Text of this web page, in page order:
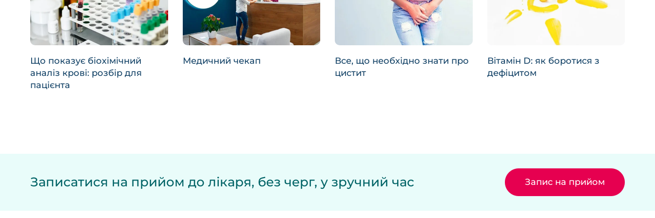
Що показує біохімічний
аналіз крові: розбір для
пацієнта
Медичний чекап
Все, що необхідно знати про
цистит
Вітамін D: як боротися з
дефіцитом
Записатися на прийом до лікаря, без черг, у зручний час Запис на прийом